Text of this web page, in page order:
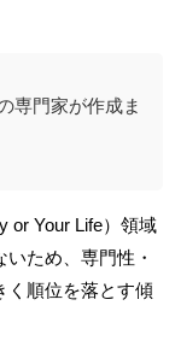
専門家が作成ま
or Your Life）領域
ため、専門性・
く順位を落とす傾